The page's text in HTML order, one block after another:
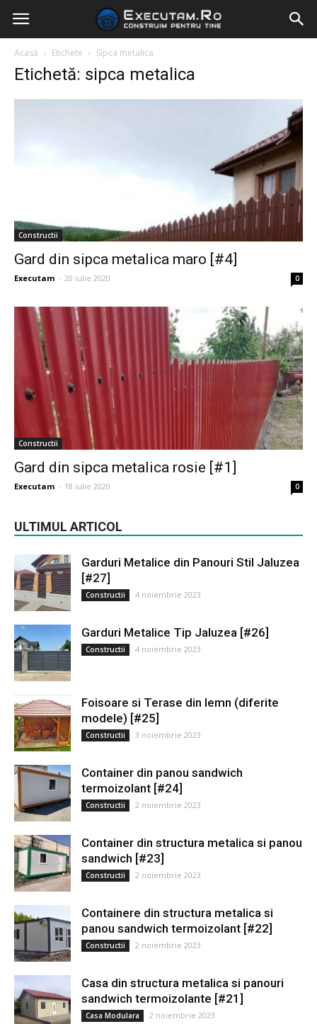
Acasă Etichete Sipca metalica
Etichetă: sipca metalica
Constructii
Gard din sipca metalica maro [#4]
Executam - 20 iulie 2020 0
Constructii
Gard din sipca metalica rosie [#1]
Executam - 18 iulie 2020 0
ULTIMUL ARTICOL
Garduri Metalice din Panouri Stil Jaluzea
[#27]
Constructii 4 noiembrie 2023
Garduri Metalice Tip Jaluzea [#26]
Constructii 4 noiembrie 2023
Foisoare si Terase din lemn (diferite
modele) [#25]
Constructii 3 noiembrie 2023
Container din panou sandwich
termoizolant [#24]
Constructii 2 noiembrie 2023
Container din structura metalica si panou
sandwich [#23]
Constructii 2 noiembrie 2023
Containere din structura metalica si
panou sandwich termoizolant [#22]
Constructii 2 noiembrie 2023
Casa din structura metalica si panouri
sandwich termoizolante [#21]
Casa Modulara 2 noiembrie 2023